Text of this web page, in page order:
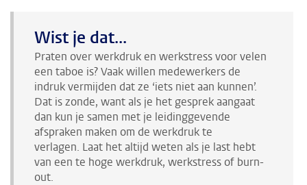
Wist je dat...
Praten over werkdruk en werkstress voor velen
een taboe is? Vaak willen medewerkers de
indruk vermijden dat ze ‘iets niet aan kunnen’.
Dat is zonde, want als je het gesprek aangaat
dan kun je samen met je leidinggevende
afspraken maken om de werkdruk te
verlagen. Laat het altijd weten als je last hebt
van een te hoge werkdruk, werkstress of burn-
out.